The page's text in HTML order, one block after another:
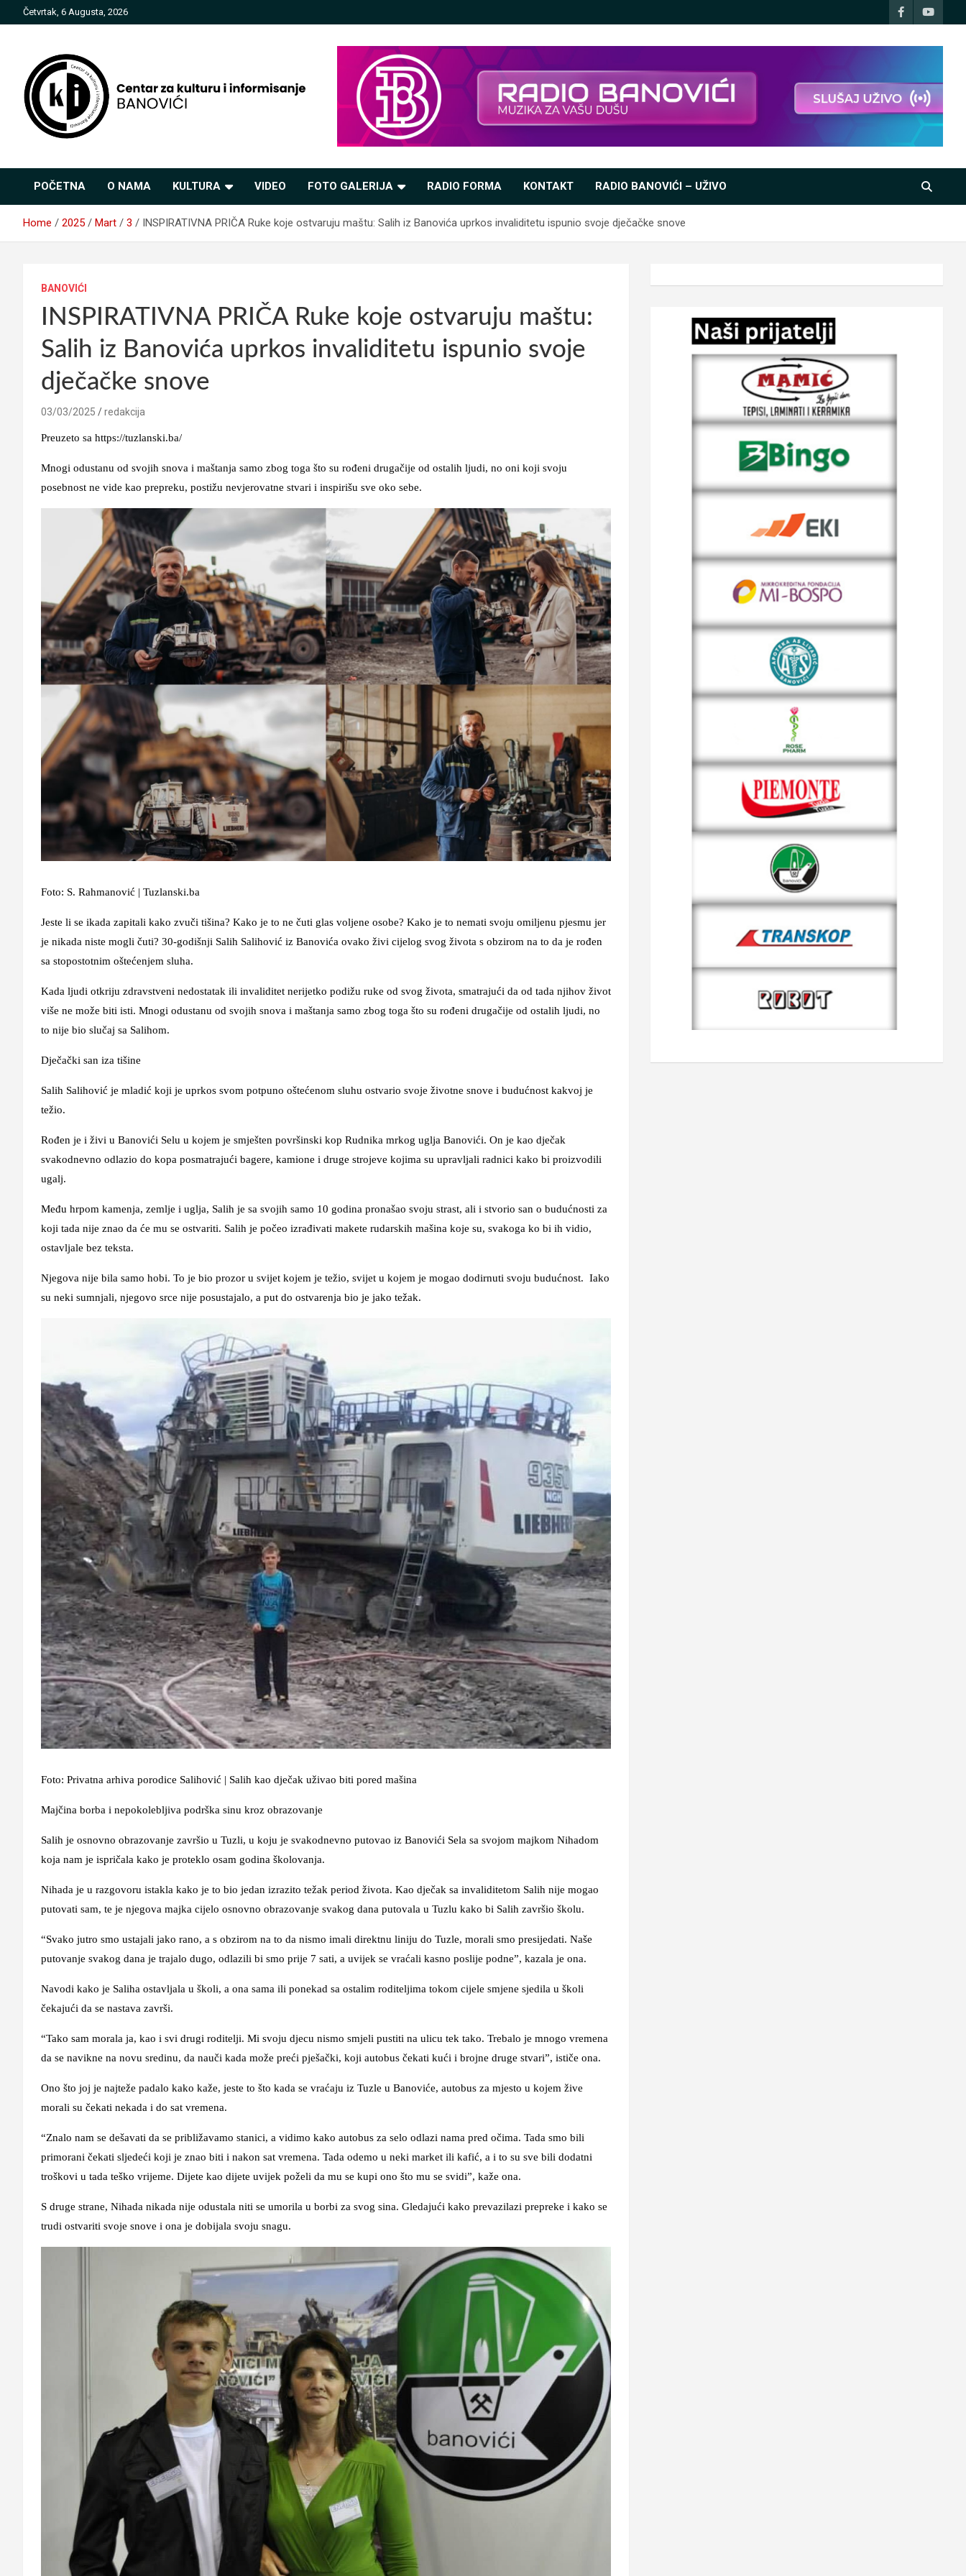
to
Četvrtak, 6 Augusta, 2026
informisanje Banovići
POČETNA O NAMA KULTURA VIDEO FOTO GALERIJA RADIO FORMA KONTAKT RADIO BANOVIĆI – UŽIVO
Home 2025 Mart 3 INSPIRATIVNA PRIČA Ruke koje ostvaruju maštu: Salih iz Banovića uprkos invaliditetu ispunio svoje dječačke snove
BANOVIĆI
INSPIRATIVNA PRIČA Ruke koje ostvaruju maštu:
Salih iz Banovića uprkos invaliditetu ispunio svoje
dječačke snove
03/03/2025 redakcija
Preuzeto sa https://tuzlanski.ba/
Mnogi odustanu od svojih snova i maštanja samo zbog toga što su rođeni drugačije od ostalih ljudi, no oni koji svoju
posebnost ne vide kao prepreku, postižu nevjerovatne stvari i inspirišu sve oko sebe.
Foto: S. Rahmanović | Tuzlanski.ba
Jeste li se ikada zapitali kako zvuči tišina? Kako je to ne čuti glas voljene osobe? Kako je to nemati svoju omiljenu pjesmu jer
je nikada niste mogli čuti? 30-godišnji Salih Salihović iz Banovića ovako živi cijelog svog života s obzirom na to da je rođen
sa stopostotnim oštećenjem sluha.
Kada ljudi otkriju zdravstveni nedostatak ili invaliditet nerijetko podižu ruke od svog života, smatrajući da od tada njihov život
više ne može biti isti. Mnogi odustanu od svojih snova i maštanja samo zbog toga što su rođeni drugačije od ostalih ljudi, no
to nije bio slučaj sa Salihom.
Dječački san iza tišine
Salih Salihović je mladić koji je uprkos svom potpuno oštećenom sluhu ostvario svoje životne snove i budućnost kakvoj je
težio.
Rođen je i živi u Banovići Selu u kojem je smješten površinski kop Rudnika mrkog uglja Banovići. On je kao dječak
svakodnevno odlazio do kopa posmatrajući bagere, kamione i druge strojeve kojima su upravljali radnici kako bi proizvodili
ugalj.
Među hrpom kamenja, zemlje i uglja, Salih je sa svojih samo 10 godina pronašao svoju strast, ali i stvorio san o budućnosti za
koji tada nije znao da će mu se ostvariti. Salih je počeo izrađivati makete rudarskih mašina koje su, svakoga ko bi ih vidio,
ostavljale bez teksta.
Njegova nije bila samo hobi. To je bio prozor u svijet kojem je težio, svijet u kojem je mogao dodirnuti svoju budućnost. Iako
su neki sumnjali, njegovo srce nije posustajalo, a put do ostvarenja bio je jako težak.
Foto: Privatna arhiva porodice Salihović | Salih kao dječak uživao biti pored mašina
Majčina borba i nepokolebljiva podrška sinu kroz obrazovanje
Salih je osnovno obrazovanje završio u Tuzli, u koju je svakodnevno putovao iz Banovići Sela sa svojom majkom Nihadom
koja nam je ispričala kako je proteklo osam godina školovanja.
Nihada je u razgovoru istakla kako je to bio jedan izrazito težak period života. Kao dječak sa invaliditetom Salih nije mogao
putovati sam, te je njegova majka cijelo osnovno obrazovanje svakog dana putovala u Tuzlu kako bi Salih završio školu.
“Svako jutro smo ustajali jako rano, a s obzirom na to da nismo imali direktnu liniju do Tuzle, morali smo presijedati. Naše
putovanje svakog dana je trajalo dugo, odlazili bi smo prije 7 sati, a uvijek se vraćali kasno poslije podne”, kazala je ona.
Navodi kako je Saliha ostavljala u školi, a ona sama ili ponekad sa ostalim roditeljima tokom cijele smjene sjedila u školi
čekajući da se nastava završi.
“Tako sam morala ja, kao i svi drugi roditelji. Mi svoju djecu nismo smjeli pustiti na ulicu tek tako. Trebalo je mnogo vremena
da se navikne na novu sredinu, da nauči kada može preći pješački, koji autobus čekati kući i brojne druge stvari”, ističe ona.
Ono što joj je najteže padalo kako kaže, jeste to što kada se vraćaju iz Tuzle u Banoviće, autobus za mjesto u kojem žive
morali su čekati nekada i do sat vremena.
“Znalo nam se dešavati da se približavamo stanici, a vidimo kako autobus za selo odlazi nama pred očima. Tada smo bili
primorani čekati sljedeći koji je znao biti i nakon sat vremena. Tada odemo u neki market ili kafić, a i to su sve bili dodatni
troškovi u tada teško vrijeme. Dijete kao dijete uvijek poželi da mu se kupi ono što mu se svidi”, kaže ona.
S druge strane, Nihada nikada nije odustala niti se umorila u borbi za svog sina. Gledajući kako prevazilazi prepreke i kako se
trudi ostvariti svoje snove i ona je dobijala svoju snagu.